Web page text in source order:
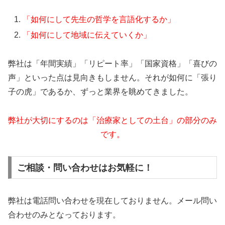
「如何にして先生の哲学を言語化するか」
「如何にして地域に伝えていくか」
弊社は「年間実績」「リピート率」「国家資格」「喜びの
声」といった点は見向きもしません。それが如何に「張り
子の虎」であるか、ずっと業界を眺めてきました。
弊社が大切にするのは「治療家としての土台」の部分のみ
です。
ご相談・問い合わせはお気軽に！
弊社は電話問い合わせを現在しておりません。メール問い
合わせのみとなっております。